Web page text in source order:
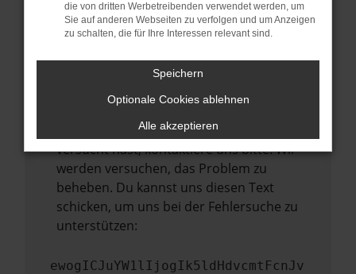
sind.
Veraltete Software birgt nicht nur ein
führen, dass bestimmte Funktionen nicht
Wende dich an den Webseitenbetreiber.
Wenn du alle oben genannten Schritte
versucht hast, kontaktiere uns bitte. Wir
werden versuchen, das Problem zu
beheben. Du kannst uns diesen Text
schicken, um uns bei der Fehlersuche zu
unterstützen:
ewogICJuYW1lIjogIk5ldHdvcmtFcnJv
die von dritten Werbetreibenden verwendet werden, um
Sie auf anderen Webseiten zu verfolgen und um Anzeigen
zu schalten, die für Ihre Interessen relevant sind.
Speichern
Optionale Cookies ablehnen
Alle akzeptieren